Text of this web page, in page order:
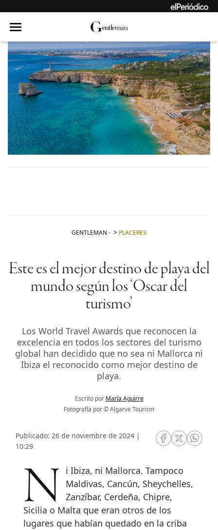
GENTLEMAN - PLACERES
Este es el mejor destino de playa del
mundo según los ‘Oscar del
turismo’
Los World Travel Awards que reconocen la
excelencia en todos los sectores del turismo
global han decidido que no sea ni Mallorca ni
Ibiza el reconocido como mejor destino de
playa.
Escrito por María Aguirre
Fotografía por © Algarve Tourism
Publicado: 26 de noviembre de 2024 |
10:29
RRSS Facebook
RRSSRRSS
Ni Ibiza, ni Mallorca. Tampoco
Maldivas, Cancún, Sheychelles,
Zanzíbar, Cerdeña, Chipre,
Sicilia o Malta que eran otros de los
lugares que habían quedado en la criba